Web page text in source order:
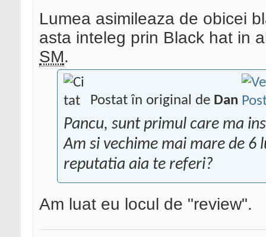
Lumea asimileaza de obicei
asta inteleg prin Black hat in
SM.
Postat în original de Dan
Pancu, sunt primul care ma
Am si vechime mai mare de 6
reputatia aia te referi?
Am luat eu locul de "review".